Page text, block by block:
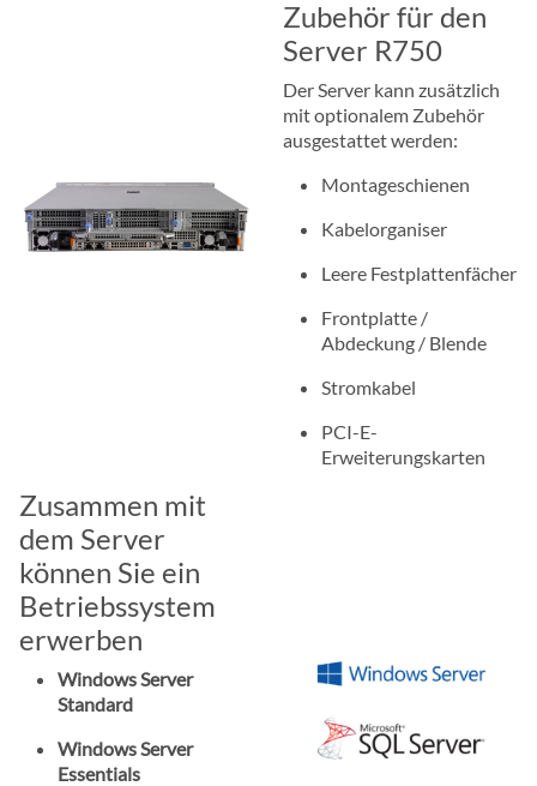
Zubehör für den
Server R750
Der Server kann zusätzlich
mit optionalem Zubehör
ausgestattet werden:
Montageschienen
Kabelorganiser
Leere Festplattenfächer
Frontplatte /
Abdeckung / Blende
Stromkabel
PCI-E-
Erweiterungskarten
Zusammen mit
dem Server
können Sie ein
Betriebssystem
erwerben
Windows Server
Standard
Windows Server
Essentials